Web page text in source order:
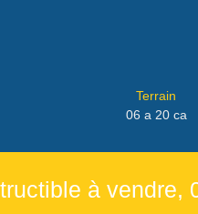
Terrain
06 a 20 ca
à vendre,